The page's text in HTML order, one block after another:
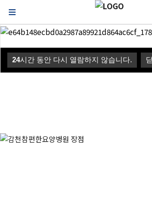
24시간 동안 다시 열람하지 않습니다. 닫
24시간 동안 다시 열람하지 않습니다.
24시간 동안 다시 열람하지 않습니다.
감천참편한요양병원
A - Active : 환자의 회복과 치료를 위하여 항상 적극적으로